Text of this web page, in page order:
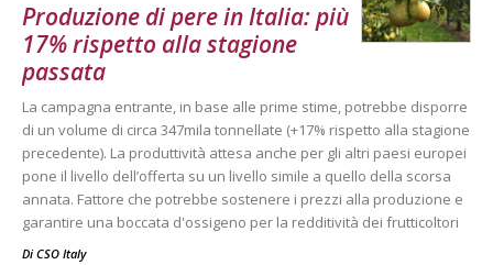
Produzione di pere in Italia: più
17% rispetto alla stagione
passata
La campagna entrante, in base alle prime stime, potrebbe disporre
di un volume di circa 347mila tonnellate (+17% rispetto alla stagione
precedente). La produttività attesa anche per gli altri paesi europei
pone il livello dell’offerta su un livello simile a quello della scorsa
annata. Fattore che potrebbe sostenere i prezzi alla produzione e
garantire una boccata d'ossigeno per la redditività dei frutticoltori
Di CSO Italy